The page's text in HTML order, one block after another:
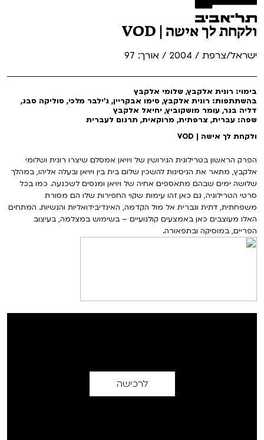
ולקחת לך אישה | VOD
ישראל/צרפת / 2004 / אורך: 97
בימוי: רונית אלקבץ, שלומי אלקבץ
בהשתתפות: רונית אלקבץ, סימו אבקריין, ג'ילבר מלכי, סוליקה סבג,
דליה בגר, עומר מושקוביץ, יחיאל אלקבץ
שפה: עברית, צרפתית, מרוקאית, תרגום לעברית
ולקחת לך אישה | VOD
הפרק הראשון בטרילוגית הגירושין של ויויאן אמסלם שיצרו רונית ושלומי
אלקבץ, מתאר את הניסינות להשכין שלום בית בין ויויאן ובעלה אליהו, במהלך
שלושה ימים שבהם מתאספים אחיה של ויויאן ומנסים לשכנעה. כמו בכל
סרטי הטרילוגיה, גם כאן זהו עימות שקוי החפירות שלו הם מסורת
משפחתית, דתית וגברית אל מול הקדמה, האינדיבידואליות והנשיות. המתחים
האלו מעוצבים כאן באמצעים קולנועיים – בשימוש במצלמה, בעיצוב
הפריים, במוסיקה ובתפאורה.
לרכישה